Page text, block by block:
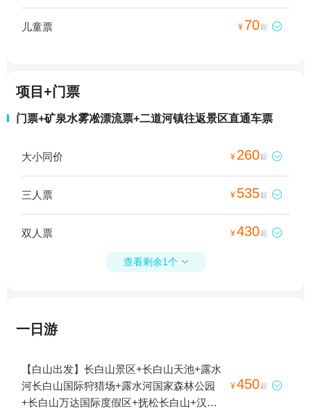
儿童票 ¥ 70起 
项目+门票
门票+矿泉水雾凇漂流票+二道河镇往返景区直通车票
大小同价 ¥ 260起 
三人票 ¥ 535起 
双人票 ¥430起 
查看剩余1个 
一日游
【白山出发】长白山景区+长白山天池+露水
河长白山国际狩猎场+露水河国家森林公园
+长白山万达国际度假区+抚松长白山+汉拿
¥450起 